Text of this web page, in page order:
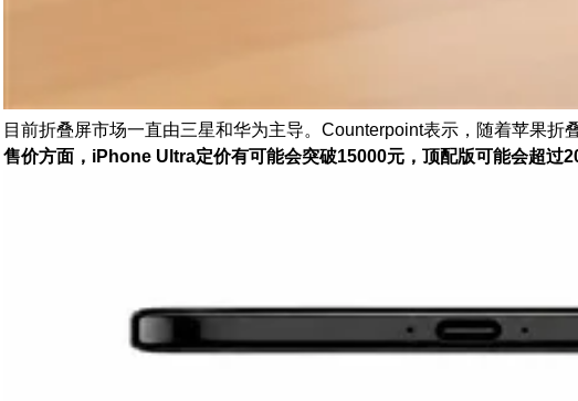
目前折叠屏市场一直由三星和华为主导。Counterpoint表示，随着苹果
售价方面，iPhone Ultra定价有可能会突破15000元，顶配版可能会超过